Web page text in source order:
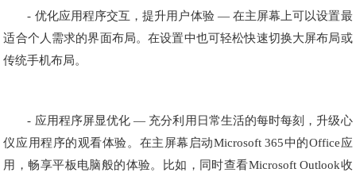
- 优化应用程序交互，提升用户体验 — 在主屏幕上可以设置最
适合个人需求的界面布局。在设置中也可轻松快速切换大屏布局或
传统手机布局。
- 应用程序屏显优化 — 充分利用日常生活的每时每刻，升级心
仪应用程序的观看体验。在主屏幕启动Microsoft 365中的Office应
用，畅享平板电脑般的体验。比如，同时查看Microsoft Outlook收